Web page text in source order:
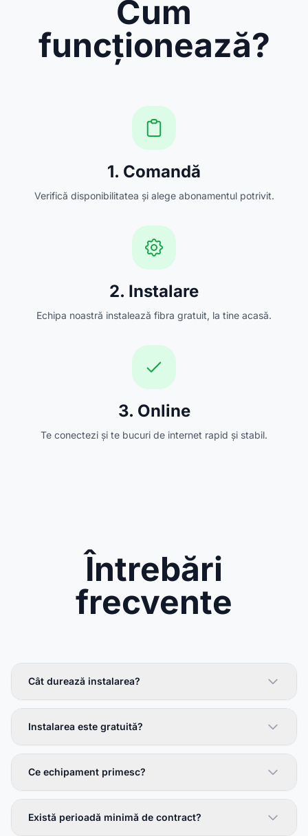
Cum
funcționează?
1. Comandă
Verifică disponibilitatea și alege abonamentul potrivit.
2. Instalare
Echipa noastră instalează fibra gratuit, la tine acasă.
3. Online
Te conectezi și te bucuri de internet rapid și stabil.
Întrebări
frecvente
Cât durează instalarea?
Instalarea este gratuită?
Ce echipament primesc?
Există perioadă minimă de contract?